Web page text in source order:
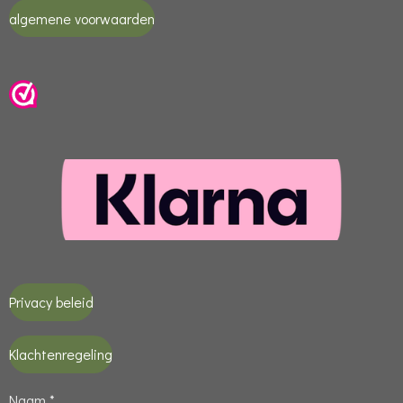
algemene voorwaarden
Privacy beleid
Klachtenregeling